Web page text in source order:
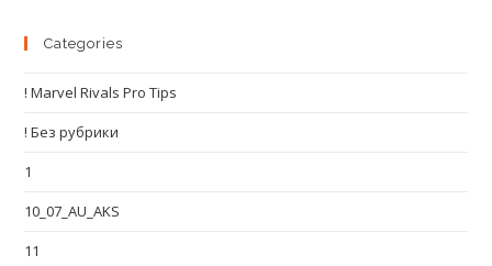
Categories
! Marvel Rivals Pro Tips
! Без рубрики
1
10_07_AU_AKS
11